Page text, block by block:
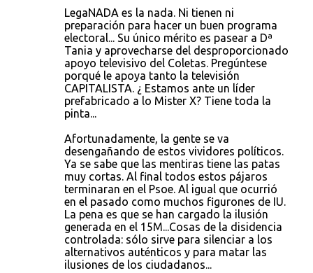
LegaNADA es la nada. Ni tienen ni
preparación para hacer un buen programa
electoral... Su único mérito es pasear a Dª
Tania y aprovecharse del desproporcionado
apoyo televisivo del Coletas. Pregúntese
porqué le apoya tanto la televisión
CAPITALISTA. ¿ Estamos ante un líder
prefabricado a lo Mister X? Tiene toda la
pinta...
Afortunadamente, la gente se va
desengañando de estos vividores políticos.
Ya se sabe que las mentiras tiene las patas
muy cortas. Al final todos estos pájaros
terminaran en el Psoe. Al igual que ocurrió
en el pasado como muchos figurones de IU.
La pena es que se han cargado la ilusión
generada en el 15M...Cosas de la disidencia
controlada: sólo sirve para silenciar a los
alternativos auténticos y para matar las
ilusiones de los ciudadanos...